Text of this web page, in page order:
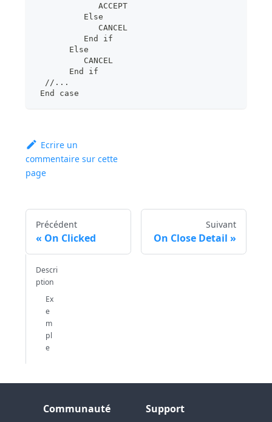
             ACCEPT
          Else
             CANCEL
          End if
       Else
          CANCEL
       End if
  //...
End case
Ecrire un
commentaire sur cette
page
Précédent
On Clicked
Suivant
On Close Detail
Descri
ption
Ex
e
m
pl
e
Communauté Support